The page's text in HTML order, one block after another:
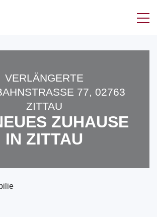
VERLÄNGERTE
77, 02763 Z
ITTAU
ZUHAUSE
IN ZITTAU